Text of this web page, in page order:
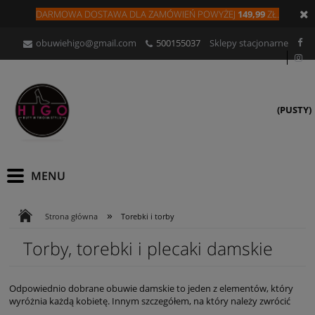
DARMOWA DOSTAWA DLAZAMÓWIEŃ POWYŻEJ 149,99ZŁ.
obuwiehigo@gmail.com 500155037 Sklepy stacjonarne
(PUSTY)
Strona główna » Torebki i torby
Torby, torebki i plecaki damskie
Odpowiednio dobrane obuwie damskie to jeden z elementów, który
wyróżnia każdą kobietę. Innym szczegółem, na który należy zwrócić